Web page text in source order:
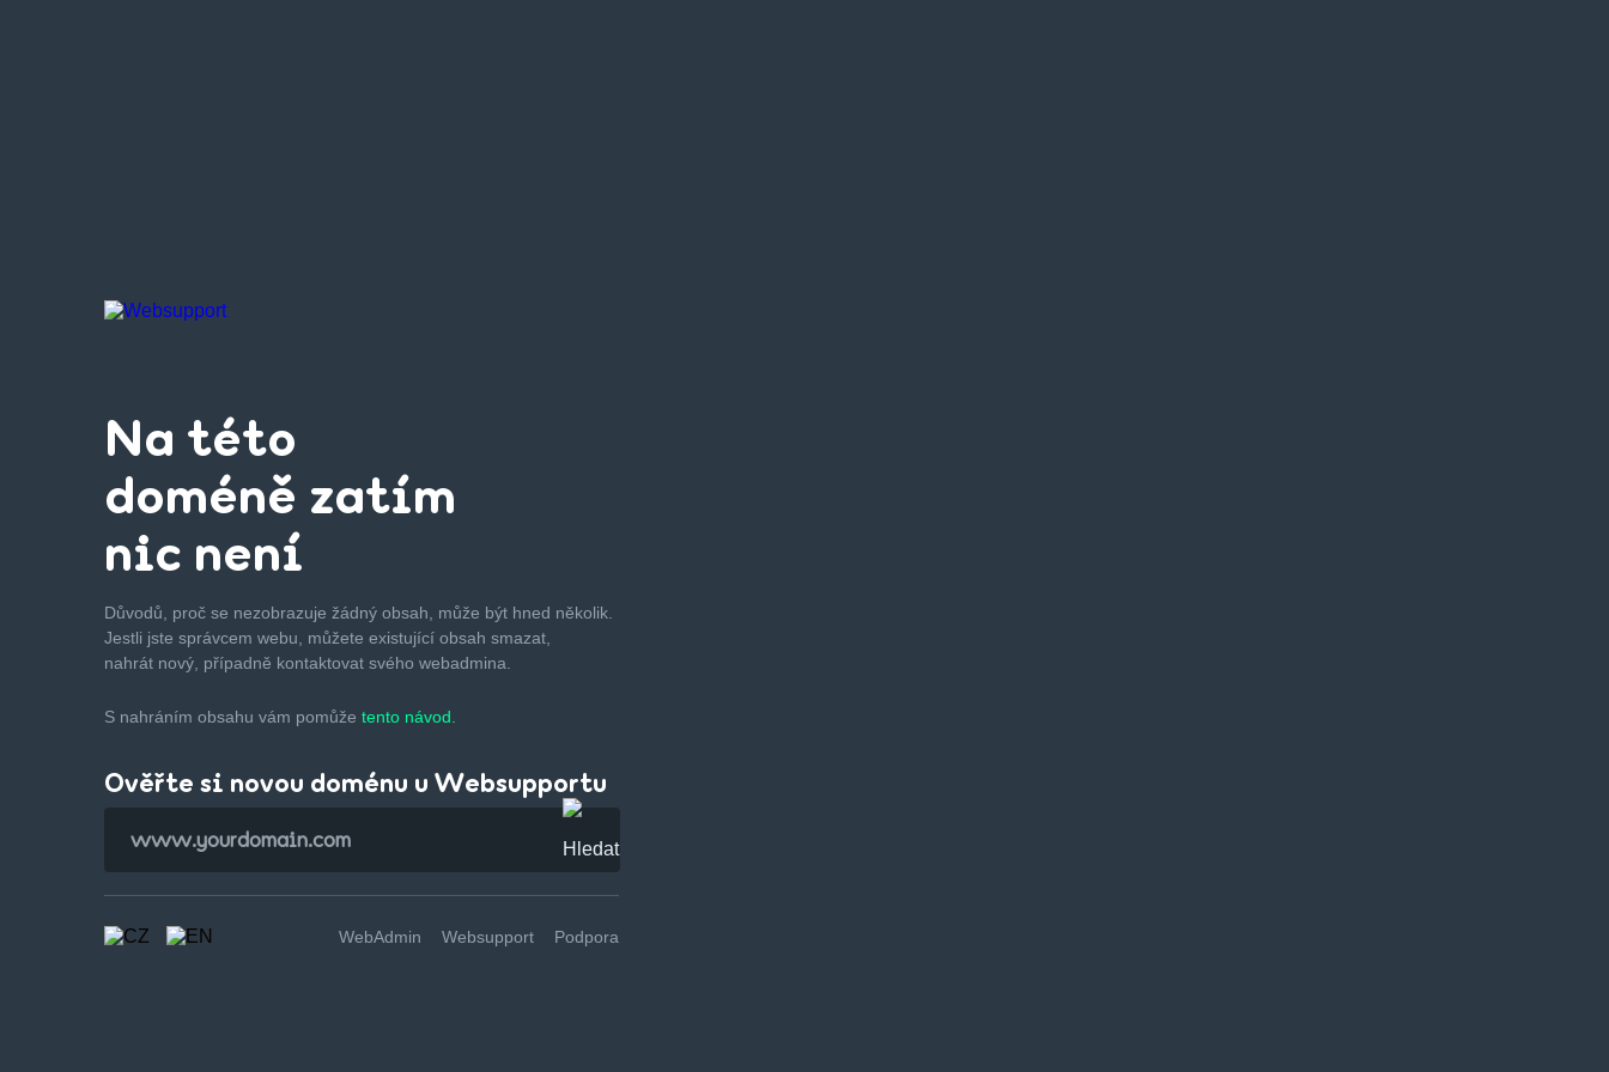
Na této
doméně zatím
nic není
Důvodů, proč se nezobrazuje žádný obsah, může být hned několik.
Jestli jste správcem webu, můžete existující obsah smazat,
nahrát nový, případně kontaktovat svého webadmina.
S nahráním obsahu vám pomůže tento návod.
Ověřte si novou doménu u Websupportu
WebAdmin Websupport Podpora